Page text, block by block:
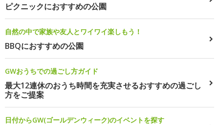
ピクニックにおすすめの公園
自然の中で家族や友人とワイワイ楽しもう！
BBQにおすすめの公園
GWおうちでの過ごし方ガイド
最大12連休のおうち時間を充実させるおすすめの過ごし
方をご提案
日付からGW(ゴールデンウィーク)のイベントを探す